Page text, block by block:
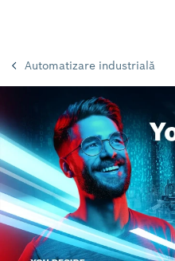
Automatizare industrială